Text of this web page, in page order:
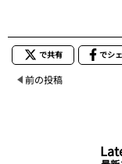
で共有 でシ
前の投稿